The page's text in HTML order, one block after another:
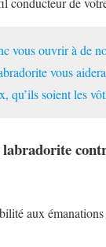
vous ouvrir à de
vous
qu’ils soient les
aux émanations